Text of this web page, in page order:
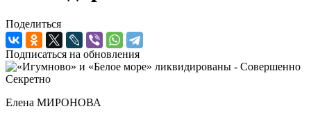
Поделиться
Подписаться на обновления
Елена МИРОНОВА